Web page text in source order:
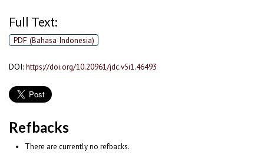
Full Text:
PDF (Bahasa Indonesia)
DOI: https://doi.org/10.20961/jdc.v5i1.46493
Refbacks
There are currently no refbacks.